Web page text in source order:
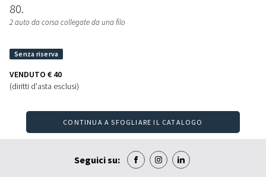
80
2 auto da corsa collegate da una filo
VENDUTO € 40
(diritti d'asta esclusi)
CONTINUA A SFOGLIARE IL CATALOGO
Seguici su: